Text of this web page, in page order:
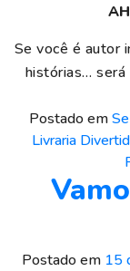
Se você é autor
histórias… será
Postado em
Livraria
Postado em 15